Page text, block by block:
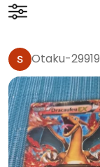
Otaku-29919